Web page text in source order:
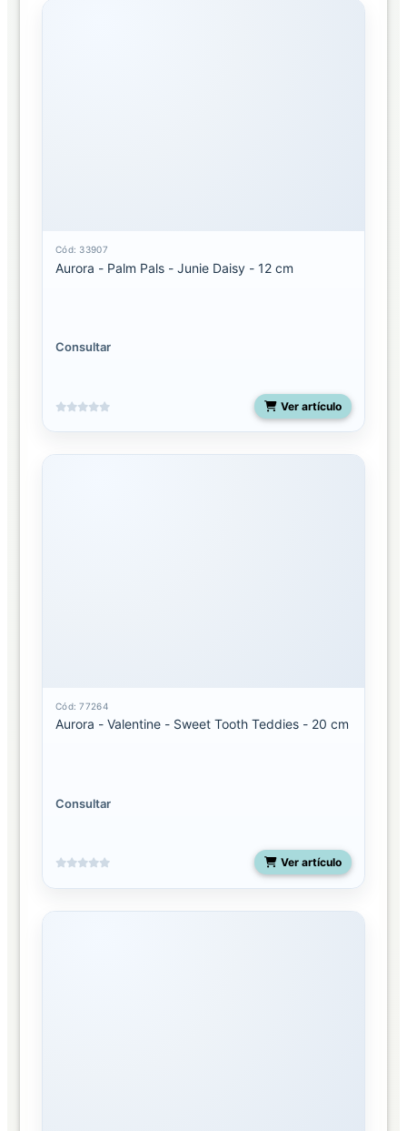
Cód: 33907
Aurora - Palm Pals - Junie Daisy - 12 cm
Consultar
Ver artículo
Cód: 77264
Aurora - Valentine - Sweet Tooth Teddies - 20 cm
Consultar
Ver artículo